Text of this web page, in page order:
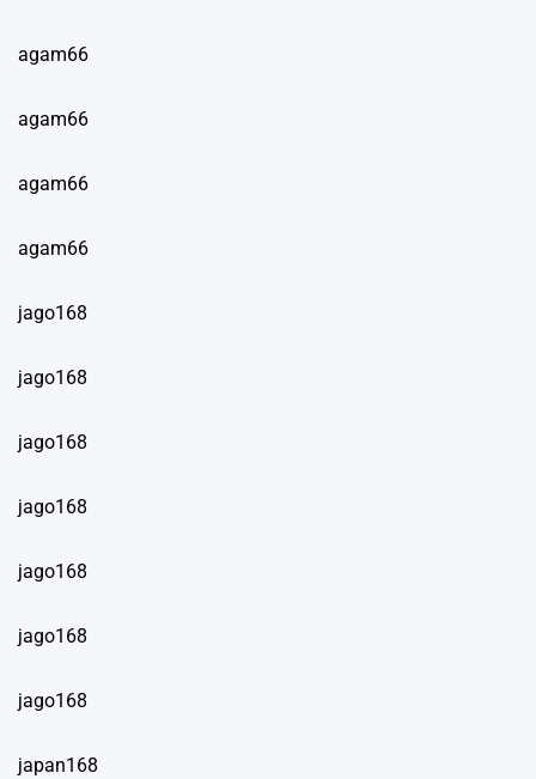
agam66
agam66
agam66
agam66
jago168
jago168
jago168
jago168
jago168
jago168
jago168
japan168